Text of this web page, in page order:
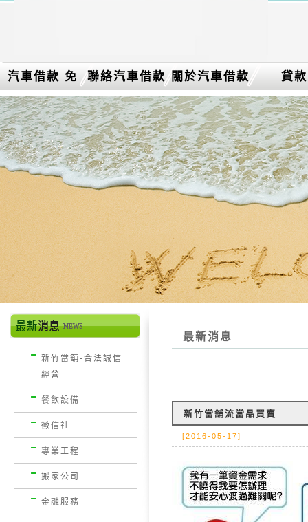
汽車借款 免
留車介紹
聯絡汽車借款 關於汽車借款 貸款
新竹當舖-合法誠信
經營
餐飲設備
徵信社
專業工程
搬家公司
金融服務
最新消息
新竹當舖流當品買賣
[2016-05-17]